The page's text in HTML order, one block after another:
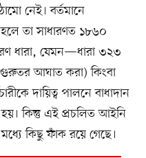
নেই। বর্তমানে
তা সাধারণত ১৮৬০
ধারা, যেমন—ধারা ৩২৩
আঘাত করা) কিংবা
দায়িত্ব পালনে বাধাদান
কিন্তু এই প্রচলিত আইনি
কিছু ফাঁক রয়ে গেছে।